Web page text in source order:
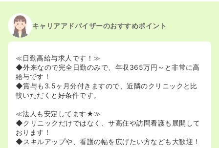
キャリアアドバイザーのおすすめポイント
≪日勤高給与求人です！≫
◆外来なので完全日勤のみで、年収365万円～と非常に高
給与です！
◆賞与も3.5ヶ月分付きますので、近隣のクリニックと比
較いただくと好条件です。
≪法人も安定してます★≫
◆クリニックだけではなく、サ高住や訪問看護も展開して
おります！
◆スキルアップや、看護の幅を広げたい方なども大歓迎！